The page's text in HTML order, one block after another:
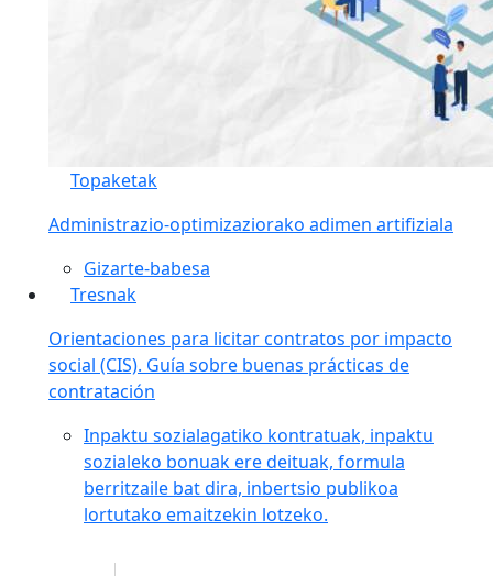
Topaketak
Administrazio-optimizaziorako adimen artifiziala
Gizarte-babesa
Tresnak
Orientaciones para licitar contratos por impacto
social (CIS). Guía sobre buenas prácticas de
contratación
Inpaktu sozialagatiko kontratuak, inpaktu
sozialeko bonuak ere deituak, formula
berritzaile bat dira, inbertsio publikoa
lortutako emaitzekin lotzeko.